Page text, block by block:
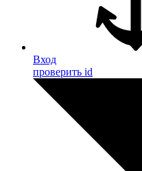
Вход
проверить id